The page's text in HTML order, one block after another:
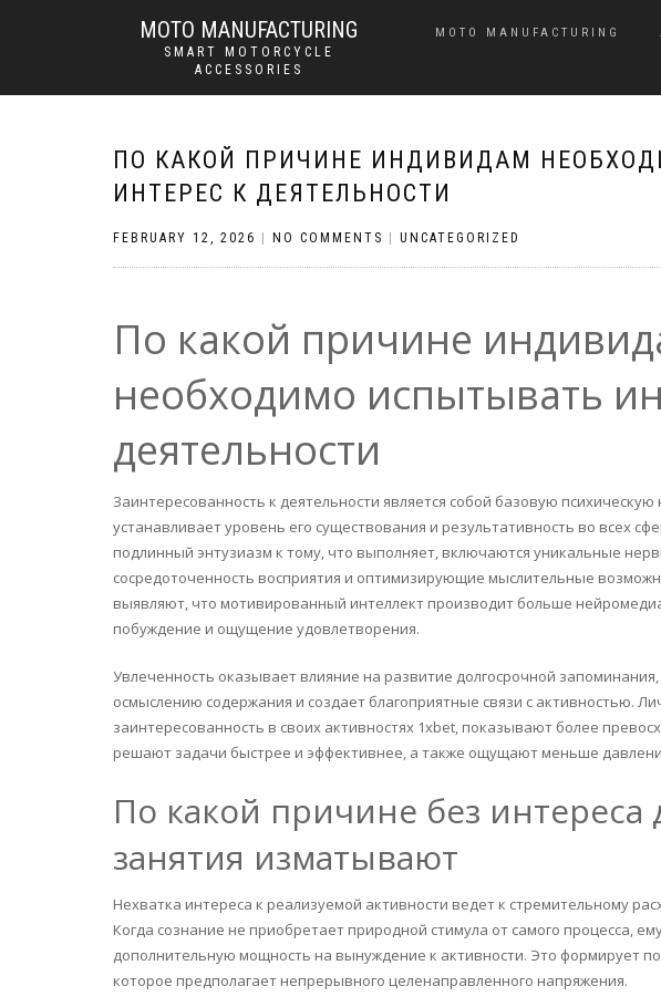
MOTO MANUFACTURING
SMART MOTORCYCLE
ACCESSORIES
MOTO MANUFACTURING
ПО КАКОЙ ПРИЧИНЕ ИНДИВИДАМ
ИНТЕРЕС К ДЕЯТЕЛЬНОСТИ
FEBRUARY 12, 2026 NO COMMENTS UNCATEGORIZED
По какой причине
необходимо испытывать
деятельности
Заинтересованность к деятельности является собой базовую
устанавливает уровень его существования и результативность во всех
подлинный энтузиазм к тому, что выполняет, включаются уникальные
сосредоточенность восприятия и оптимизирующие мыслительные
выявляют, что мотивированный интеллект производит больше
побуждение и ощущение удовлетворения.
Увлеченность оказывает влияние на развитие долгосрочной
осмыслению содержания и создает благоприятные связи с активностью.
заинтересованность в своих активностях 1xbet, показывают более
решают задачи быстрее и эффективнее, а также ощущают меньше
По какой причине без интереса
занятия изматывают
Нехватка интереса к реализуемой активности ведет к стремительному
Когда сознание не приобретает природной стимула от самого процесса,
дополнительную мощность на вынуждение к активности. Это формирует
которое предполагает непрерывного целенаправленного напряжения.